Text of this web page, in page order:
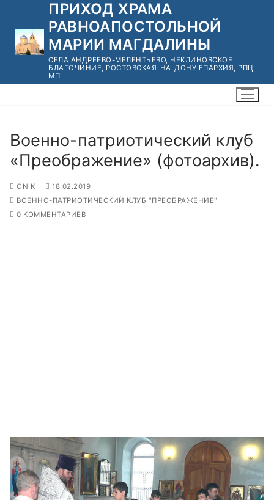
содержимому
ПРИХОД ХРАМА
РАВНОАПОСТОЛЬНОЙ
МАРИИ МАГДАЛИНЫ
СЕЛА АНДРЕЕВО-МЕЛЕНТЬЕВО, НЕКЛИНОВСКОЕ
БЛАГОЧИНИЕ, РОСТОВСКАЯ-НА-ДОНУ ЕПАРХИЯ, РПЦ
МП
Военно-патриотический клуб
«Преображение» (фотоархив).
ONIK
18.02.2019
ВОЕННО-ПАТРИОТИЧЕСКИЙ КЛУБ "ПРЕОБРАЖЕНИЕ"
0 КОММЕНТАРИЕВ